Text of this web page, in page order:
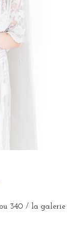
ou 340 / la galerie